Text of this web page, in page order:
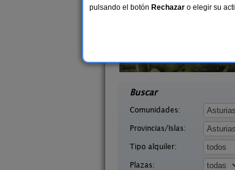
18 €
Buscar
Comunidades:
Provincias/Islas:
Tipo alquiler:
Plazas:
pulsando el botón Rechazar o elegir su